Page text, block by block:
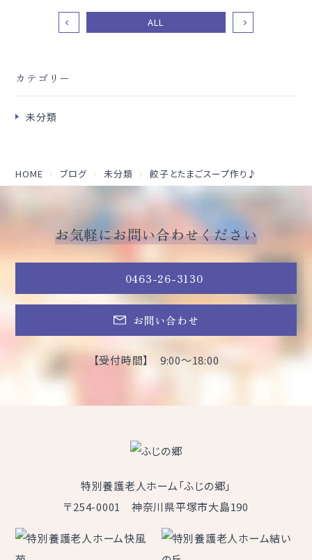
カテゴリー
未分類
ALL
HOME ブログ 未分類 餃子とたまごスープ作り♪
お気軽にお問い合わせください
0463-26-3130
お問い合わせ
【受付時間】 9:00～18:00
特別養護老人ホーム「ふじの郷」
〒254-0001 神奈川県平塚市大島190